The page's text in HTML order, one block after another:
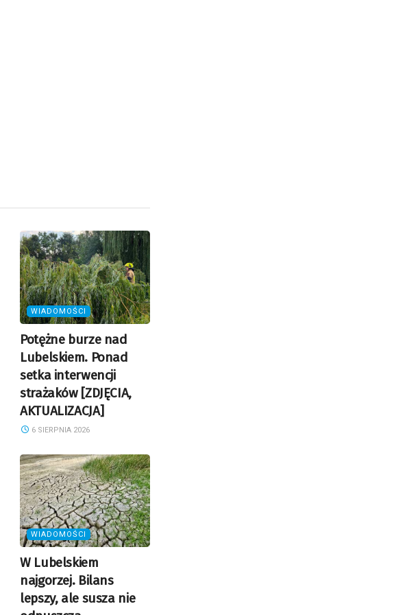
WIADOMOŚCI
Potężne burze nad
Lubelskiem. Ponad
setka interwencji
strażaków [ZDJĘCIA,
AKTUALIZACJA]
6 SIERPNIA 2026
WIADOMOŚCI
W Lubelskiem
najgorzej. Bilans
lepszy, ale susza nie